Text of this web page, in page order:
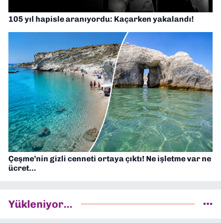
105 yıl hapisle aranıyordu: Kaçarken yakalandı!
Çeşme’nin gizli cenneti ortaya çıktı! Ne işletme var ne
ücret…
Yükleniyor...